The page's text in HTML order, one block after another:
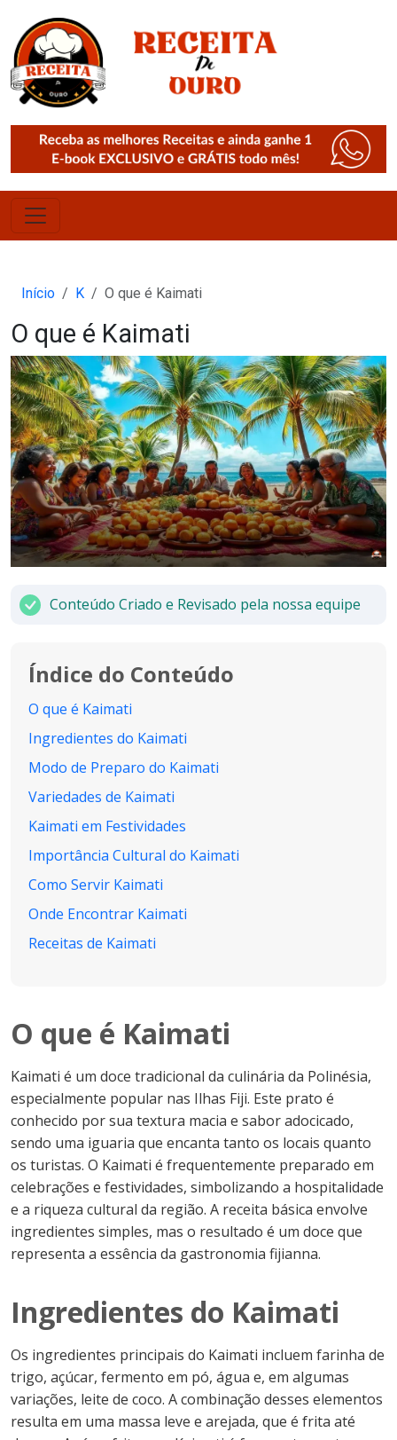
Início K O que é Kaimati
O que é Kaimati
Conteúdo Criado e Revisado pela nossa equipe
Índice do Conteúdo
O que é Kaimati
Ingredientes do Kaimati
Modo de Preparo do Kaimati
Variedades de Kaimati
Kaimati em Festividades
Importância Cultural do Kaimati
Como Servir Kaimati
Onde Encontrar Kaimati
Receitas de Kaimati
O que é Kaimati
Kaimati é um doce tradicional da culinária da Polinésia,
especialmente popular nas Ilhas Fiji. Este prato é
conhecido por sua textura macia e sabor adocicado,
sendo uma iguaria que encanta tanto os locais quanto
os turistas. O Kaimati é frequentemente preparado em
celebrações e festividades, simbolizando a hospitalidade
e a riqueza cultural da região. A receita básica envolve
ingredientes simples, mas o resultado é um doce que
representa a essência da gastronomia fijianna.
Ingredientes do Kaimati
Os ingredientes principais do Kaimati incluem farinha de
trigo, açúcar, fermento em pó, água e, em algumas
variações, leite de coco. A combinação desses elementos
resulta em uma massa leve e arejada, que é frita até